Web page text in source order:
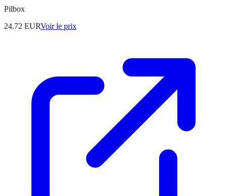
Pilbox
24.72 EURVoir le prix